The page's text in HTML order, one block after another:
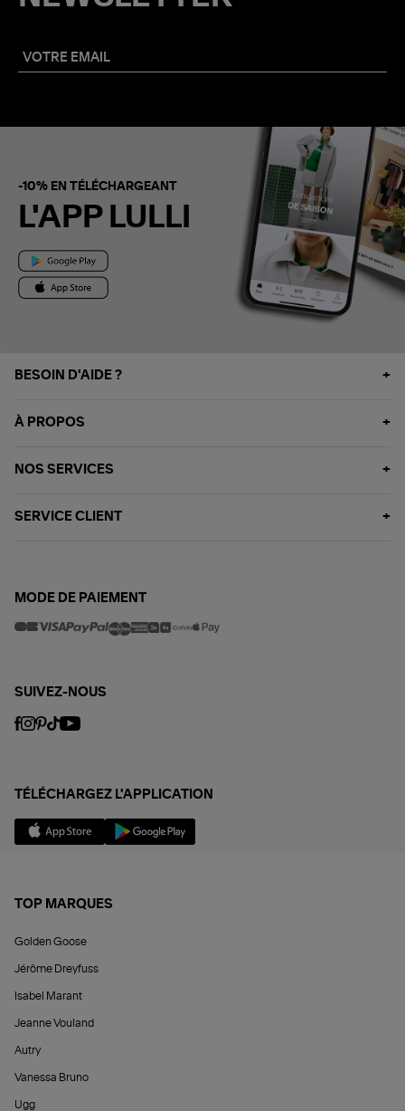
-10% EN TÉLÉCHARGEANT
L'APP LULLI
BESOIN D'AIDE ?
À PROPOS
NOS SERVICES
SERVICE CLIENT
MODE DE PAIEMENT
SUIVEZ-NOUS
TÉLÉCHARGEZ L'APPLICATION
TOP MARQUES
Golden Goose
Jérôme Dreyfuss
Isabel Marant
Jeanne Vouland
Autry
Vanessa Bruno
Ugg